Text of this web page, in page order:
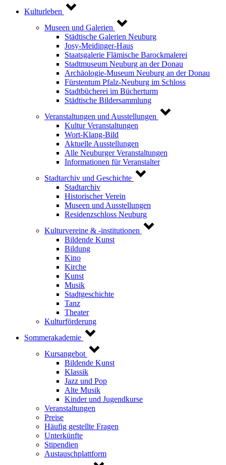
Kulturleben
Museen und Galerien
Städtische Galerien Neuburg
Josy-Meidinger-Haus
Staatsgalerie Flämische Barockmalerei
Stadtmuseum Neuburg an der Donau
Archäologie-Museum Neuburg an der Donau
Fürstentum Pfalz-Neuburg im Schloss
Stadtbücherei im Bücherturm
Städtische Bildersammlung
Veranstaltungen und Ausstellungen
Kultur Veranstaltungen
Wort-Klang-Bild
Aktuelle Ausstellungen
Alle Neuburger Veranstaltungen
Informationen für Veranstalter
Stadtarchiv und Geschichte
Stadtarchiv
Historischer Verein
Museen und Ausstellungen
Residenzschloss Neuburg
Kulturvereine & -institutionen
Bildende Kunst
Bildung
Kino
Kirche
Kunst
Musik
Stadtgeschichte
Tanz
Theater
Kulturförderung
Sommerakademie
Kursangebot
Bildende Kunst
Klassik
Jazz und Pop
Alte Musik
Kinder und Jugendkurse
Veranstaltungen
Preise
Häufig gestellte Fragen
Unterkünfte
Stipendien
Austauschplattform